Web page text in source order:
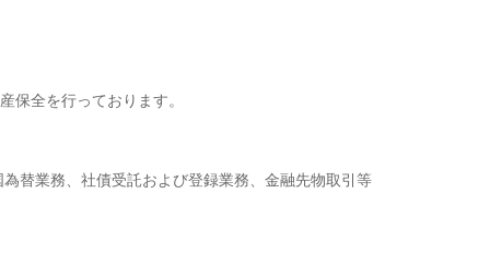
保全を行っております。
替業務、社債受託および登録業務、金融先物取引等